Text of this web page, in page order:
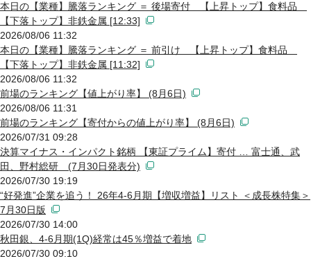
本日の【業種】騰落ランキング ＝ 後場寄付 【上昇トップ】食料品
【下落トップ】非鉄金属 [12:33]
2026/08/06 11:32
本日の【業種】騰落ランキング ＝ 前引け 【上昇トップ】食料品
【下落トップ】非鉄金属 [11:32]
2026/08/06 11:32
前場のランキング【値上がり率】 (8月6日)
2026/08/06 11:31
前場のランキング【寄付からの値上がり率】 (8月6日)
2026/07/31 09:28
決算マイナス・インパクト銘柄 【東証プライム】寄付 … 富士通、武
田、野村総研 (7月30日発表分)
2026/07/30 19:19
“好発進”企業を追う！ 26年4-6月期【増収増益】リスト ＜成長株特集＞
7月30日版
2026/07/30 14:00
秋田銀、4-6月期(1Q)経常は45％増益で着地
2026/07/30 09:10